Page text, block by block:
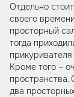
Отдельно
своего
просторный
тогда
Кроме того –
пространства.
два